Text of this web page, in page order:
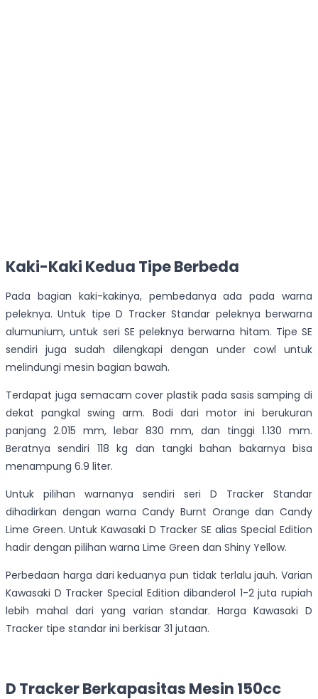
Kaki-Kaki Kedua Tipe Berbeda
Pada bagian kaki-kakinya, pembedanya ada pada warna
peleknya. Untuk tipe D Tracker Standar peleknya berwarna
alumunium, untuk seri SE peleknya berwarna hitam. Tipe SE
sendiri juga sudah dilengkapi dengan under cowl untuk
melindungi mesin bagian bawah.
Terdapat juga semacam cover plastik pada sasis samping di
dekat pangkal swing arm. Bodi dari motor ini berukuran
panjang 2.015 mm, lebar 830 mm, dan tinggi 1.130 mm.
Beratnya sendiri 118 kg dan tangki bahan bakarnya bisa
menampung 6.9 liter.
Untuk pilihan warnanya sendiri seri D Tracker Standar
dihadirkan dengan warna Candy Burnt Orange dan Candy
Lime Green. Untuk Kawasaki D Tracker SE alias Special Edition
hadir dengan pilihan warna Lime Green dan Shiny Yellow.
Perbedaan harga dari keduanya pun tidak terlalu jauh. Varian
Kawasaki D Tracker Special Edition dibanderol 1-2 juta rupiah
lebih mahal dari yang varian standar. Harga Kawasaki D
Tracker tipe standar ini berkisar 31 jutaan.
D Tracker Berkapasitas Mesin 150cc